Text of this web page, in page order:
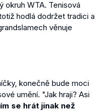
okruh WTA. Tenisová
hodlá dodržet tradici a
věnuje
konečně bude moci
umění. "Jak hraji? Asi
se hrát jinak než